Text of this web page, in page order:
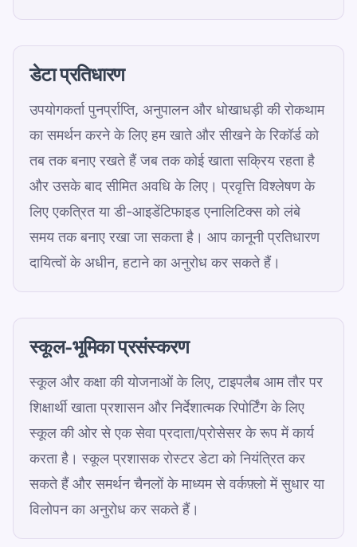
डेटा प्रतिधारण
उपयोगकर्ता पुनर्प्राप्ति, अनुपालन और धोखाधड़ी की रोकथाम
का समर्थन करने के लिए हम खाते और सीखने के रिकॉर्ड को
तब तक बनाए रखते हैं जब तक कोई खाता सक्रिय रहता है
और उसके बाद सीमित अवधि के लिए। प्रवृत्ति विश्लेषण के
लिए एकत्रित या डी-आइडेंटिफाइड एनालिटिक्स को लंबे
समय तक बनाए रखा जा सकता है। आप कानूनी प्रतिधारण
दायित्वों के अधीन, हटाने का अनुरोध कर सकते हैं।
स्कूल-भूमिका प्रसंस्करण
स्कूल और कक्षा की योजनाओं के लिए, टाइपलैब आम तौर पर
शिक्षार्थी खाता प्रशासन और निर्देशात्मक रिपोर्टिंग के लिए
स्कूल की ओर से एक सेवा प्रदाता/प्रोसेसर के रूप में कार्य
करता है। स्कूल प्रशासक रोस्टर डेटा को नियंत्रित कर
सकते हैं और समर्थन चैनलों के माध्यम से वर्कफ़्लो में सुधार या
विलोपन का अनुरोध कर सकते हैं।